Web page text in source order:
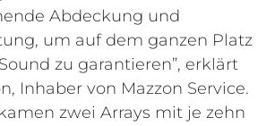
Abdeckung und
um auf dem ganzen Platz
zu garantieren”, erklärt
Inhaber von Mazzon Service.
zwei Arrays mit je zehn